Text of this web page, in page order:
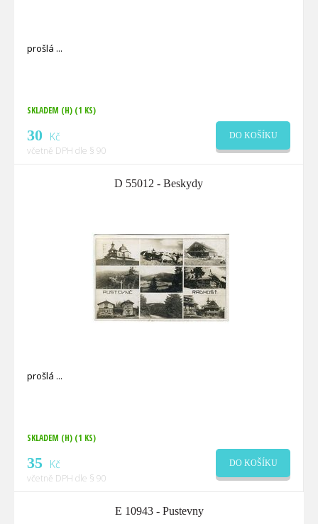
prošlá
SKLADEM (H) (1 KS)
30 Kč
včetně DPH dle § 90
DO KOŠÍKU
D 55012 - Beskydy
prošlá
SKLADEM (H) (1 KS)
35 Kč
včetně DPH dle § 90
DO KOŠÍKU
E 10943 - Pustevny